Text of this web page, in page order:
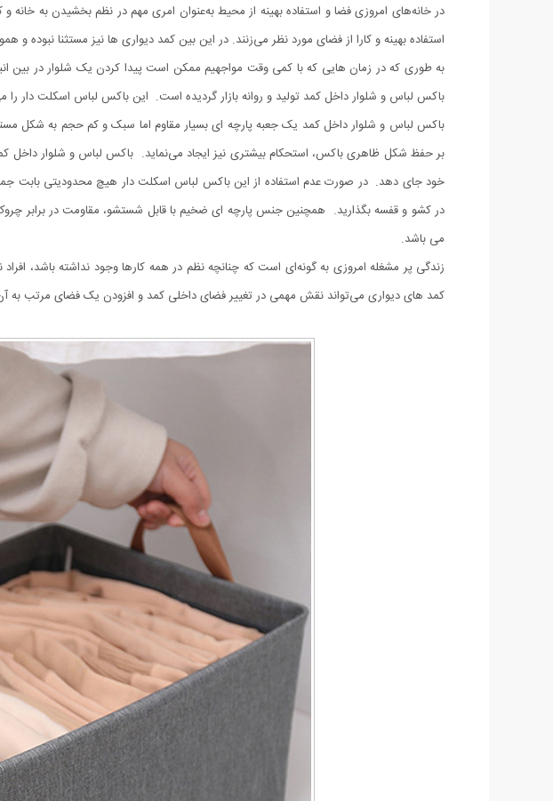
در خانه‌های امروزی فضا و استفاده بهینه از محیط به‌عنوان امری مهم در نظم بخشیدن به
استفاده بهینه و کارا از فضای مورد نظر می‌زنند. در این ‌بین کمد دیواری ‌ها نیز مستثنا
به ‌طوری‌ که در زمان ‌هایی که با کمی وقت مواجهیم ممکن است پیدا کردن یک شلوار در
باکس لباس و شلوار داخل کمد تولید و روانه بازار گردیده است. این باکس لباس اسکلت دار
بر حفظ شکل ظاهری باکس، استحکام بیشتری نیز ایجاد می‌نماید. باکس لباس و شلوار داخل
خود جای دهد. در صورت عدم استفاده از این باکس لباس اسکلت دار هیچ محدودیتی بابت
در کشو و قفسه بگذارید. همچنین جنس پارچه ای ضخیم با قابل شستشو، مقاومت در برابر
می باشد.
زندگی پر مشغله امروزی به ‌گونه‌ای است که چنانچه نظم در همه کارها وجود نداشته باشد،
کمد های دیواری می‌تواند نقش مهمی در تغییر فضای داخلی کمد و افزودن یک فضای مرتب به